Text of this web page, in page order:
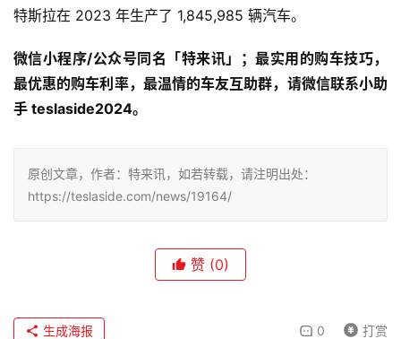
特斯拉在 2023 年生产了 1,845,985 辆汽车。
微信小程序/公众号同名「特来讯」；最实用的购车技巧，
最优惠的购车利率，最温情的车友互助群，请微信联系小助
手 teslaside2024。
原创文章，作者：特来讯，如若转载，请注明出处：
https://teslaside.com/news/19164/
赞 (0)
0 打赏
生成海报